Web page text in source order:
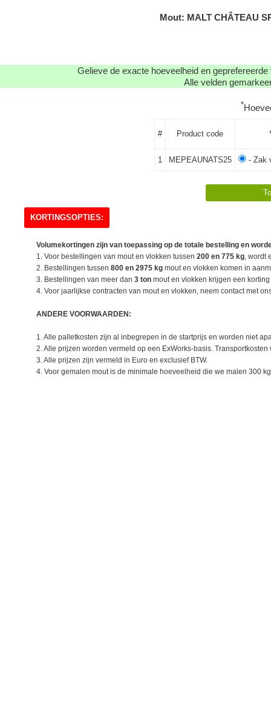
Mout: MALT CHÂTEAU
Gelieve de exacte hoeveelheid en
Alle velden
*
# Product code
1 MEPEAUNATS25 - Zak
KORTINGSOPTIES:
Volumekortingen zijn van toepassing op de totale bestelling en
1. Voor bestellingen van mout en vlokken tussen 200 en 775 kg ,
2. Bestellingen tussen 800 en 2975 kg mout en vlokken komen in
3. Bestellingen van meer dan 3 ton mout en vlokken krijgen een
4. Voor jaarlijkse contracten van mout en vlokken, neem contact met
ANDERE VOORWAARDEN:
1. Alle palletkosten zijn al inbegrepen in de startprijs en worden niet
2. Alle prijzen worden vermeld op een ExWorks-basis.
3. Alle prijzen zijn vermeld in Euro en exclusief BTW.
4. Voor gemalen mout is de minimale hoeveelheid die we malen 300